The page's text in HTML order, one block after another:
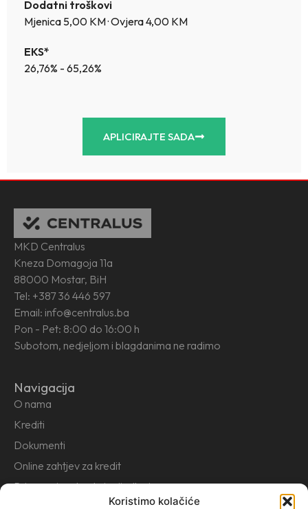
Koristimo kolačiće
Dodatni troškovi
Mjenica 5,00 KM · Ovjera 4,00 KM
EKS*
26,76% - 65,26%
APLICIRAJTE SADA
MKD Centralus
Kneza Domagoja 11a
88000 Mostar, BiH
Tel: +387 36 446 597
Email: info@centralus.ba
Pon - Pet: 8:00 do 16:00 h
Subotom, nedjeljom i blagdanima ne radimo
Navigacija
O nama
Krediti
Dokumenti
Online zahtjev za kredit
Prigovori, pohvale i prijedlozi